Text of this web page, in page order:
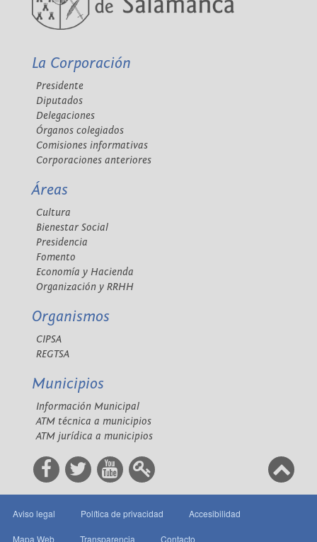
La Corporación
Presidente
Diputados
Delegaciones
Órganos colegiados
Comisiones informativas
Corporaciones anteriores
Áreas
Cultura
Bienestar Social
Presidencia
Fomento
Economía y Hacienda
Organización y RRHH
Organismos
CIPSA
REGTSA
Municipios
Información Municipal
ATM técnica a municipios
ATM jurídica a municipios
Aviso legal Política de privacidad Accesibilidad
Mapa Web Transparencia Contacto